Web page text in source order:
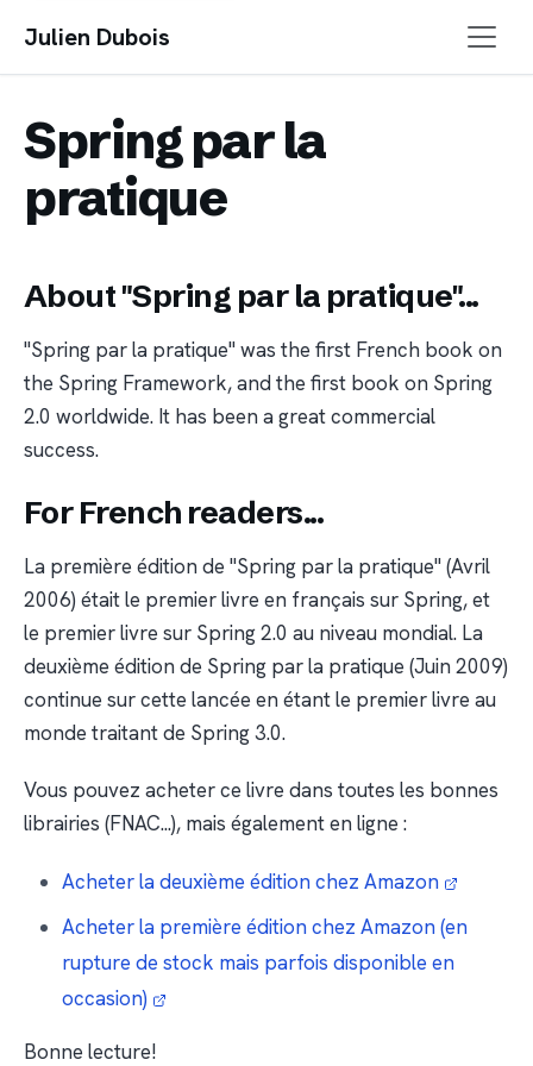
Julien Dubois
Spring par la
pratique
About "Spring par la pratique"...
"Spring par la pratique" was the first French book on
the Spring Framework, and the first book on Spring
2.0 worldwide. It has been a great commercial
success.
For French readers...
La première édition de "Spring par la pratique" (Avril
2006) était le premier livre en français sur Spring, et
le premier livre sur Spring 2.0 au niveau mondial. La
deuxième édition de Spring par la pratique (Juin 2009)
continue sur cette lancée en étant le premier livre au
monde traitant de Spring 3.0.
Vous pouvez acheter ce livre dans toutes les bonnes
librairies (FNAC...), mais également en ligne :
Acheter la deuxième édition chez Amazon
Acheter la première édition chez Amazon (en
rupture de stock mais parfois disponible en
occasion)
Bonne lecture!